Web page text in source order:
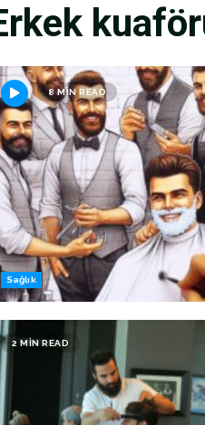
8 MIN READ
Sağlık
2 MIN READ